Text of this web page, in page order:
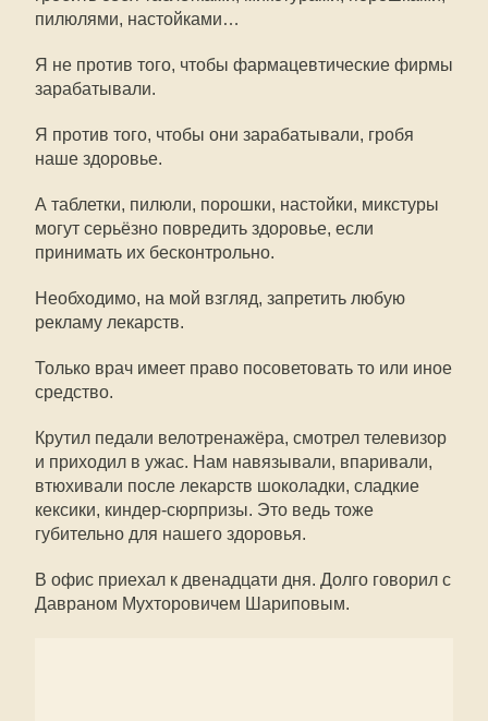
пилюлями, настойками…
Я не против того, чтобы фармацевтические фирмы
зарабатывали.
Я против того, чтобы они зарабатывали, гробя
наше здоровье.
А таблетки, пилюли, порошки, настойки, микстуры
могут серьёзно повредить здоровье, если
принимать их бесконтрольно.
Необходимо, на мой взгляд, запретить любую
рекламу лекарств.
Только врач имеет право посоветовать то или иное
средство.
Крутил педали велотренажёра, смотрел телевизор
и приходил в ужас. Нам навязывали, впаривали,
втюхивали после лекарств шоколадки, сладкие
кексики, киндер-сюрпризы. Это ведь тоже
губительно для нашего здоровья.
В офис приехал к двенадцати дня. Долго говорил с
Давраном Мухторовичем Шариповым.